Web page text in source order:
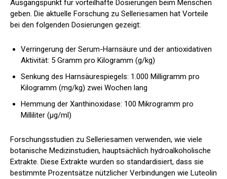
Ausgangspunkt für vorteilhafte Dosierungen beim Menschen
geben. Die aktuelle Forschung zu Selleriesamen hat Vorteile
bei den folgenden Dosierungen gezeigt:
Verringerung der Serum-Harnsäure und der antioxidativen
Aktivität: 5 Gramm pro Kilogramm (g/kg)
Senkung des Harnsäurespiegels: 1.000 Milligramm pro
Kilogramm (mg/kg) zwei Wochen lang
Hemmung der Xanthinoxidase: 100 Mikrogramm pro
Milliliter (μg/ml)
Forschungsstudien zu Selleriesamen verwenden, wie viele
botanische Medizinstudien, hauptsächlich hydroalkoholische
Extrakte. Diese Extrakte wurden so standardisiert, dass sie
bestimmte Prozentsätze nützlicher Verbindungen wie Luteolin